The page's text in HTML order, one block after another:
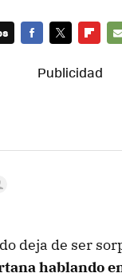
deja de ser
hablando